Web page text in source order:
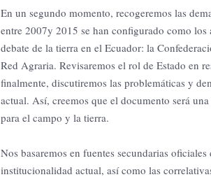
En un segundo momento, recogeremos las
entre 2007y 2015 se han configurado como
debate de la tierra en el Ecuador: la
Red Agraria. Revisaremos el rol de Estado en
finalmente, discutiremos las problemáticas y
actual. Así, creemos que el documento será
para el campo y la tierra.
Nos basaremos en fuentes secundarias
institucionalidad actual, así como las